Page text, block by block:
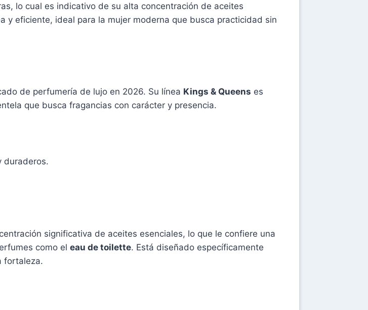
lo cual es indicativo de su alta concentración de aceites
y eficiente, ideal para la mujer moderna que busca practicidad sin
de perfumería de lujo en 2026. Su línea Kings & Queens es
que busca fragancias con carácter y presencia.
duraderos.
significativa de aceites esenciales, lo que le confiere una
como el eau de toilette. Está diseñado específicamente
fortaleza.